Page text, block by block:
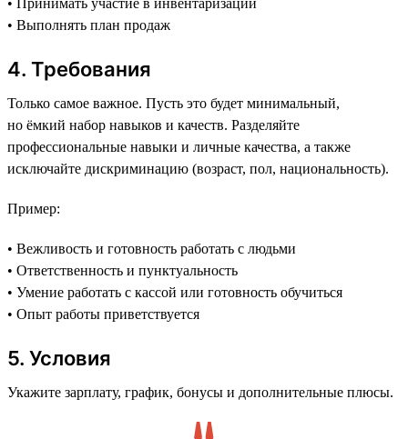
• Выполнять план продаж
4. Требования
Только самое важное. Пусть это будет минимальный,
но ёмкий набор навыков и качеств. Разделяйте
профессиональные навыки и личные качества, а также
исключайте дискриминацию (возраст, пол, национальность).
Пример:
• Вежливость и готовность работать с людьми
• Ответственность и пунктуальность
• Умение работать с кассой или готовность обучиться
• Опыт работы приветствуется
5. Условия
Укажите зарплату, график, бонусы и дополнительные плюсы.